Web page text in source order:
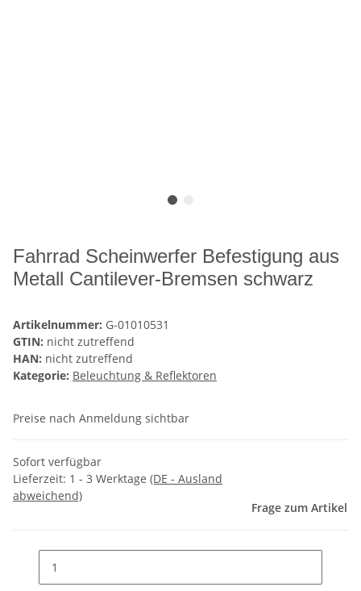
Fahrrad Scheinwerfer Befestigung aus
Metall Cantilever-Bremsen schwarz
Artikelnummer: G-01010531
GTIN: nicht zutreffend
HAN: nicht zutreffend
Kategorie: Beleuchtung & Reflektoren
Preise nach Anmeldung sichtbar
Sofort verfügbar
Lieferzeit: 1 - 3 Werktage (DE - Ausland
abweichend)
Frage zum Artikel